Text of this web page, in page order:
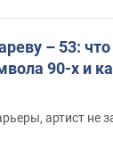
– 53: что
90-х и
артист не